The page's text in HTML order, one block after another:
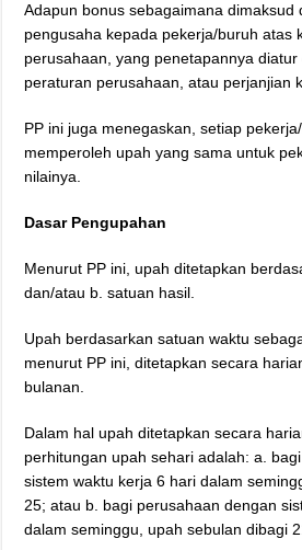
Adapun bonus sebagaimana dimaksud
pengusaha kepada pekerja/buruh atas
perusahaan, yang penetapannya
peraturan perusahaan, atau perjanjian
PP ini juga menegaskan, setiap
memperoleh upah yang sama untuk
nilainya.
Dasar Pengupahan
Menurut PP ini, upah ditetapkan
dan/atau b. satuan hasil.
Upah berdasarkan satuan waktu
menurut PP ini, ditetapkan secara
bulanan.
Dalam hal upah ditetapkan secara
perhitungan upah sehari adalah: a.
sistem waktu kerja 6 hari dalam
25; atau b. bagi perusahaan dengan
dalam seminggu, upah sebulan dibagi